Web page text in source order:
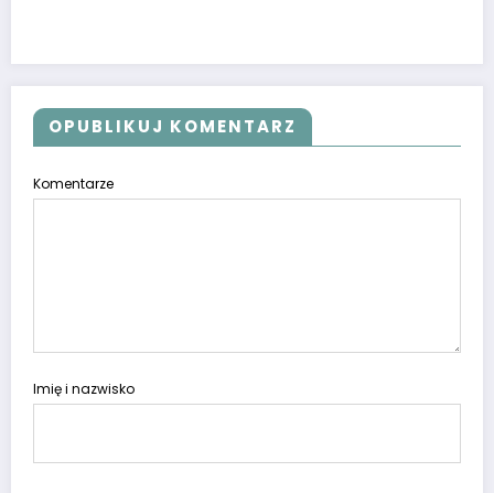
OPUBLIKUJ KOMENTARZ
Komentarze
Imię i nazwisko